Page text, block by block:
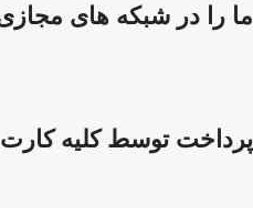
ما را در شبکه های مجازی
پرداخت توسط کلیه